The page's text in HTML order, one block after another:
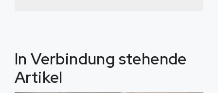
In Verbindung stehende
Artikel